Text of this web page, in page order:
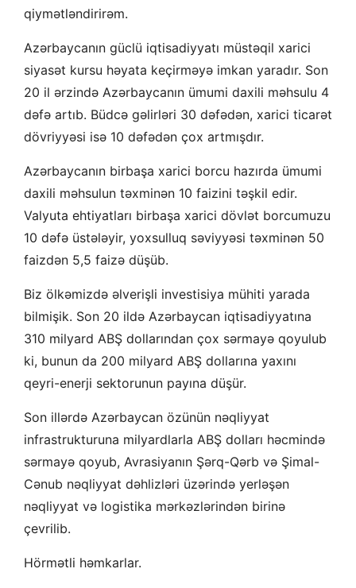
qiymətləndirirəm.
Azərbaycanın güclü iqtisadiyyatı müstəqil xarici
siyasət kursu həyata keçirməyə imkan yaradır. Son
20 il ərzində Azərbaycanın ümumi daxili məhsulu 4
dəfə artıb. Büdcə gəlirləri 30 dəfədən, xarici ticarət
dövriyyəsi isə 10 dəfədən çox artmışdır.
Azərbaycanın birbaşa xarici borcu hazırda ümumi
daxili məhsulun təxminən 10 faizini təşkil edir.
Valyuta ehtiyatları birbaşa xarici dövlət borcumuzu
10 dəfə üstələyir, yoxsulluq səviyyəsi təxminən 50
faizdən 5,5 faizə düşüb.
Biz ölkəmizdə əlverişli investisiya mühiti yarada
bilmişik. Son 20 ildə Azərbaycan iqtisadiyyatına
310 milyard ABŞ dollarından çox sərmayə qoyulub
ki, bunun da 200 milyard ABŞ dollarına yaxını
qeyri-enerji sektorunun payına düşür.
Son illərdə Azərbaycan özünün nəqliyyat
infrastrukturuna milyardlarla ABŞ dolları həcmində
sərmayə qoyub, Avrasiyanın Şərq-Qərb və Şimal-
Cənub nəqliyyat dəhlizləri üzərində yerləşən
nəqliyyat və logistika mərkəzlərindən birinə
çevrilib.
Hörmətli həmkarlar.